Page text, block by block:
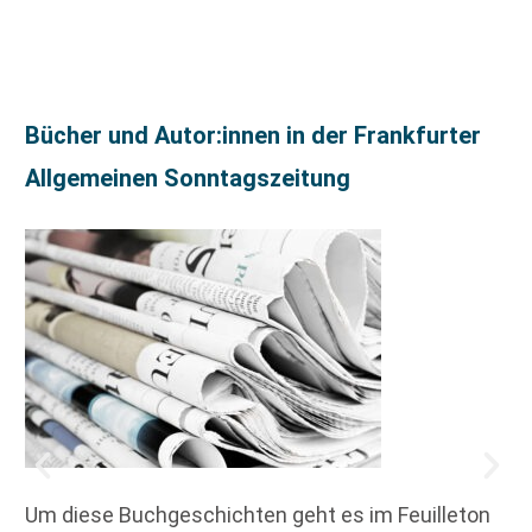
Bücher und Autor:innen in der Frankfurter
Allgemeinen Sonntagszeitung
Um diese Buchgeschichten geht es im Feuilleton